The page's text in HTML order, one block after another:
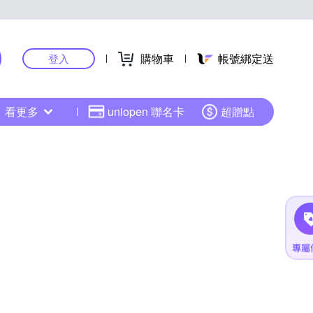
登入 購物車 帳號綁定送
看更多 uniopen 聯名卡 超贈點